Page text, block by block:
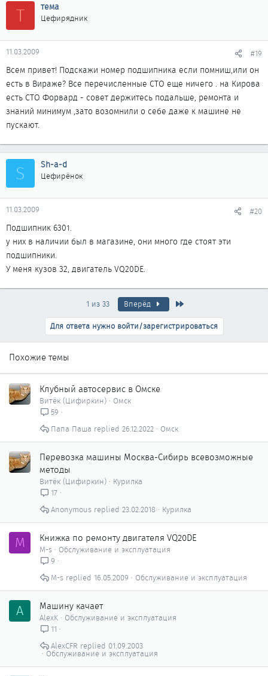
Т тема
Цефирядник
11.03.2009 #19
Всем привет! Подскажи номер подшипника если помниш,или он
есть в Вираже? Все перечисленные СТО еще ничего . на Кирова
есть СТО Форвард - совет держитесь подальше, ремонта и
знаний минимум ,зато возомнили о себе даже к машине не
пускают.
S Sh-a-d
Цефирёнок
11.03.2009 #20
Подшипник 6301.
у них в наличии был в магазине, они много где стоят эти
подшипники.
У меня кузов 32, двигатель VQ20DE.
1 из 33 Вперёд
Для ответа нужно войти/зарегистрироваться
Похожие темы
Клубный автосервис в Омске
Витёк (Цифиркин)
Омск
59
Омск
26.12.2022
Папа Паша
Перевозка машины Москва-Сибирь всевозможные
методы
Витёк (Цифиркин)
Курилка
17
Курилка
23.02.2018
Anonymous
M Книжка по ремонту двигателя VQ20DE
M-s
Обслуживание и эксплуатация
9
Обслуживание и эксплуатация
16.05.2009
M-s
A Машину качает
AlexK
Обслуживание и эксплуатация
11
Обслуживание и эксплуатация
01.09.2003
AlexCFR